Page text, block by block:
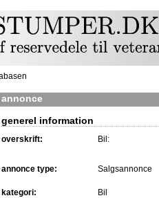
annonce
generel information
overskrift: Bil:
annonce type: Salgsannonce
kategori: Bil